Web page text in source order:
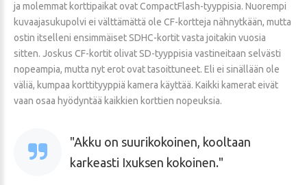
ja molemmat korttipaikat ovat CompactFlash-tyyppisia. Nuorempi
kuvaajasukupolvi ei välttämättä ole CF-kortteja nähnytkään, mutta
ostin itselleni ensimmäiset SDHC-kortit vasta joitakin vuosia
sitten. Joskus CF-kortit olivat SD-tyyppisia vastineitaan selvästi
nopeampia, mutta nyt erot ovat tasoittuneet. Eli ei sinällään ole
väliä, kumpaa korttityyppiä kamera käyttää. Kaikki kamerat eivät
vaan osaa hyödyntää kaikkien korttien nopeuksia.
Akku on suurikokoinen, kooltaan
karkeasti Ixuksen kokoinen.